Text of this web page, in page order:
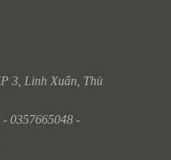
3, Linh Xuân, Thủ
0357665048 -